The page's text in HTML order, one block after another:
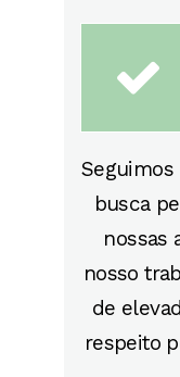
busca
nossas
nosso
de
respeito